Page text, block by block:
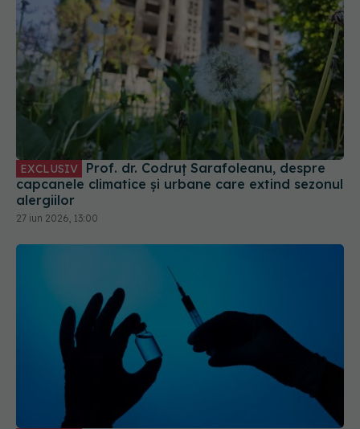
EXCLUSIV
capcanele climatice și urbane care extind sezonul
alergiilor
27 iun 2026, 13:00